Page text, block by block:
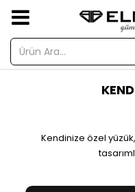
Kendinize özel yüzük